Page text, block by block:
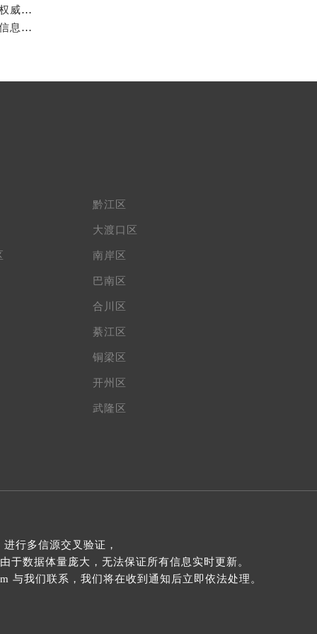
重庆雷达官方售后服务中心｜网点地址与售后服务电话权威信息公示（2026年7月最新）
重庆雷达官方售后服务中心｜全新地址与官方电话权威信息公示（2026年7月最新）
黔江区
大渡口区
南岸区
巴南区
合川区
綦江区
铜梁区
开州区
武隆区
行多信源交叉验证，
数据体量庞大，无法保证所有信息实时更新。
与我们联系，我们将在收到通知后立即依法处理。